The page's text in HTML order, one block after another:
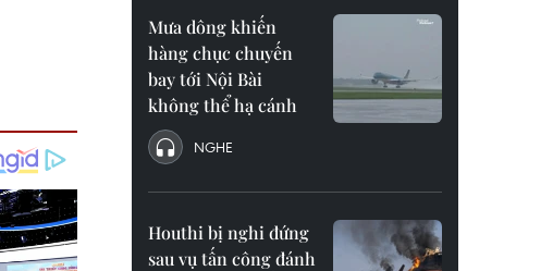
Mưa dông khiến
hàng chục chuyến
bay tới Nội Bài
không thể hạ cánh
NGHE
Houthi bị nghi đứng
sau vụ tấn công đánh